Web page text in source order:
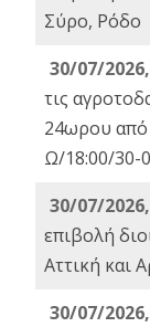
Σύρο, Ρόδο
30/07/
τις
24ωρου
Ω/18:00/30-
30/07/
επιβολή
Αττική και
30/07/